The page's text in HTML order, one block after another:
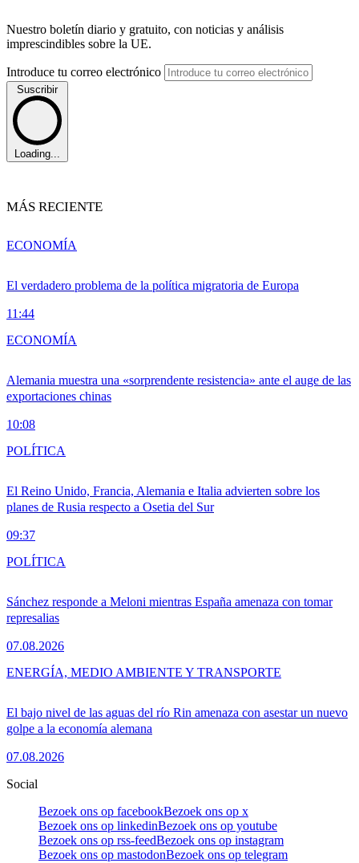
Nuestro boletín diario y gratuito, con noticias y análisis
imprescindibles sobre la UE.
Introduce tu correo electrónico
Suscribir
Loading...
MÁS RECIENTE
El verdadero problema de la política migratoria de Europa
11:44
ECONOMÍA
Alemania muestra una «sorprendente resistencia» ante el auge de las
exportaciones chinas
10:08
ECONOMÍA
El Reino Unido, Francia, Alemania e Italia advierten sobre los
planes de Rusia respecto a Osetia del Sur
09:37
POLÍTICA
Sánchez responde a Meloni mientras España amenaza con tomar
represalias
07.08.2026
POLÍTICA
El bajo nivel de las aguas del río Rin amenaza con asestar un nuevo
golpe a la economía alemana
07.08.2026
ENERGÍA, MEDIO AMBIENTE Y TRANSPORTE
Social
Bezoek ons op facebookBezoek ons op x
Bezoek ons op linkedinBezoek ons op youtube
Bezoek ons op rss-feedBezoek ons op instagram
Bezoek ons op mastodonBezoek ons op telegram